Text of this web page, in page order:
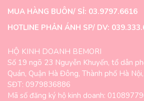
MUA HÀNG BUÔN/ SỈ: 03.9797.6616
HOTLINE PHẢN ÁNH SP/ DV:
HỘ KINH DOANH BEMORI
Số 19 ngõ 23 Nguyễn Khuyến, tổ dân
Quán, Quận Hà Đông, Thành phố Hà
SĐT: 0979836886
Mã số đăng ký hộ kinh doanh: